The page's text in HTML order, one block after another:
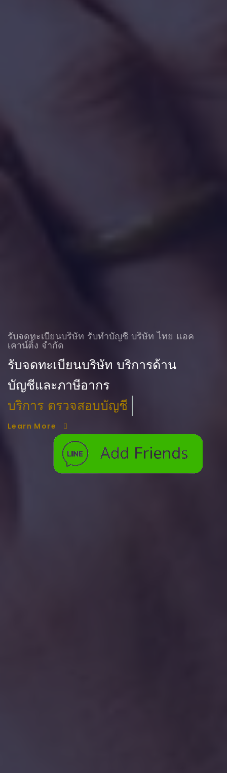
รับจดทะเบียนบริษัท รับทําบัญชี บริษัท ไทย แอค
เคาน์ติ้ง จำกัด
รับจดทะเบียนบริษัท บริการด้าน
บัญชีและภาษีอากร
ฟรี. จองชื่อบริษัท
Learn More